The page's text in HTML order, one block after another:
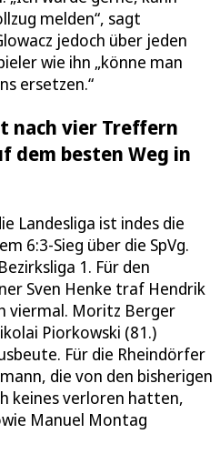
melden“, sagt
jedoch über jeden
wie ihn „könne man
ersetzen.“
nach vier Treffern
dem besten Weg in
Landesliga ist indes die
6:3-Sieg über die SpVg.
1. Für den
Sven Henke traf Hendrik
viermal. Moritz Berger
Piorkowski (81.)
Für die Rheindörfer
die von den bisherigen
keines verloren hatten,
Manuel Montag